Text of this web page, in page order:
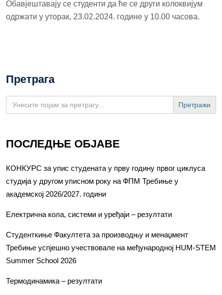
Обавјештавају се студенти да ће се други колоквијум
одржати у уторак, 23.02.2024. године у 10.00 часова.
Претрага
Search
for:
ПОСЛЕДЊЕ ОБЈАВЕ
КОНКУРС за упис студената у прву годину првог циклуса
студија у другом уписном року на ФПМ Требиње у
академској 2026/2027. години
Електрична кола, системи и уређаји – резултати
Студенткиње Факултета за производњу и менаџмент
Требиње успјешно учествовале на међународној HUM-STEM
Summer School 2026
Термодинамика – резултати